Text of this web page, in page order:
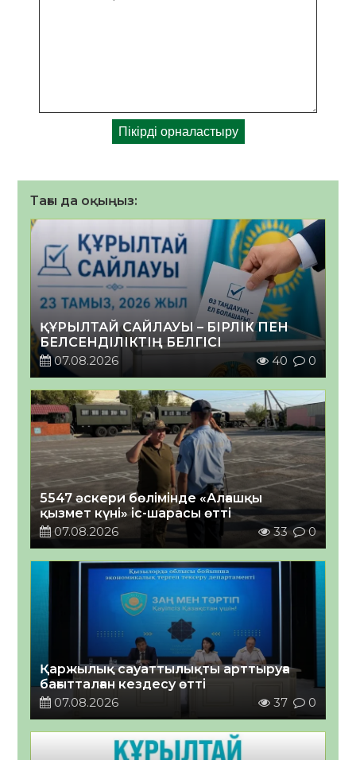
Тағы да оқыңыз:
ҚҰРЫЛТАЙ САЙЛАУЫ – БІРЛІК ПЕН
БЕЛСЕНДІЛІКТІҢ БЕЛГІСІ
07.08.2026
40 0
5547 әскери бөлімінде «Алғашқы
қызмет күні» іс-шарасы өтті
07.08.2026
33 0
Қаржылық сауаттылықты арттыруға
бағытталған кездесу өтті
07.08.2026
37 0